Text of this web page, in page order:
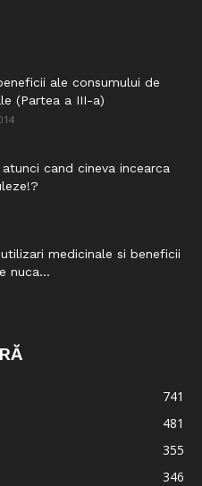
ale consumului de
(Partea a III-a)
cand cineva incearca
medicinale si beneficii
nuca...
741
481
355
346